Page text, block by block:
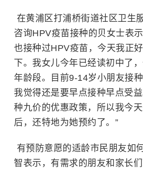
在黄浦区打浦桥街道社区卫生
咨询HPV疫苗接种的贝女士表
也接种过HPV疫苗，今天我正
下。我女儿今年已经读初中了
年龄段。目前9-14岁小朋友接种
我觉得还是要早点接种早点受
种九价的优惠政策，所以我今
后，还特地为她预约了。”
有预防意愿的适龄市民朋友如
智表示，有需求的朋友和家长